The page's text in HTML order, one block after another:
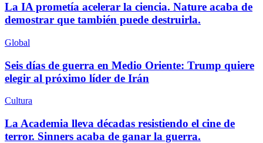
La IA prometía acelerar la ciencia. Nature acaba de
demostrar que también puede destruirla.
Global
Seis días de guerra en Medio Oriente: Trump quiere
elegir al próximo líder de Irán
Cultura
La Academia lleva décadas resistiendo el cine de
terror. Sinners acaba de ganar la guerra.